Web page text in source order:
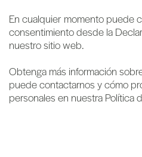
En cualquier momento puede
consentimiento desde la
nuestro sitio web.
Obtenga más información
puede contactarnos y cómo
personales en nuestra Política